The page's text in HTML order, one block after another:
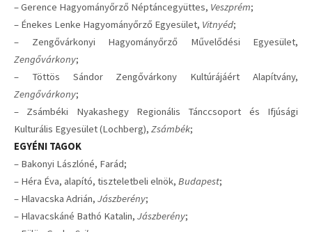
– Gerence Hagyományőrző Néptáncegyüttes, Veszprém;
– Énekes Lenke Hagyományőrző Egyesület, Vitnyéd;
– Zengővárkonyi Hagyományőrző Művelődési Egyesület,
Zengővárkony;
– Töttös Sándor Zengővárkony Kultúrájáért Alapítvány,
Zengővárkony;
– Zsámbéki Nyakashegy Regionális Tánccsoport és Ifjúsági
Kulturális Egyesület (Lochberg), Zsámbék;
EGYÉNI TAGOK
– Bakonyi Lászlóné, Farád;
– Héra Éva, alapító, tiszteletbeli elnök, Budapest;
– Hlavacska Adrián, Jászberény;
– Hlavacskáné Bathó Katalin, Jászberény;